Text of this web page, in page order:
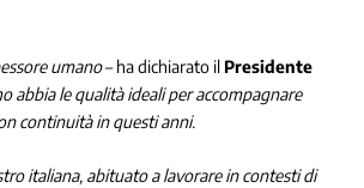
umano– ha dichiarato il Presidente
abbia le qualità ideali per accompagnare
continuità in questi anni.
italiana, abituato a lavorare in contesti di